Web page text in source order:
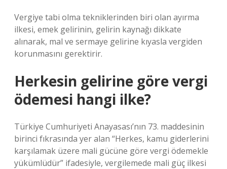
Vergiye tabi olma tekniklerinden biri olan ayırma
ilkesi, emek gelirinin, gelirin kaynağı dikkate
alınarak, mal ve sermaye gelirine kıyasla vergiden
korunmasını gerektirir.
Herkesin gelirine göre vergi
ödemesi hangi ilke?
Türkiye Cumhuriyeti Anayasası’nın 73. maddesinin
birinci fıkrasında yer alan “Herkes, kamu giderlerini
karşılamak üzere mali gücüne göre vergi ödemekle
yükümlüdür” ifadesiyle, vergilemede mali güç ilkesi